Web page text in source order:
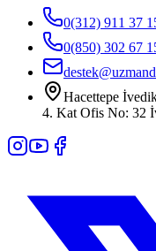
0(312) 911 37
0(850) 302 67
Hacettepe
4. Kat Ofis No: 32